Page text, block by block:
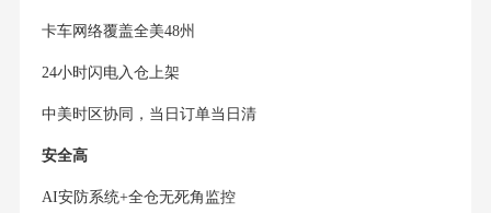
卡车网络覆盖全美48州
24小时闪电入仓上架
中美时区协同，当日订单当日清
安全高
AI安防系统+全仓无死角监控